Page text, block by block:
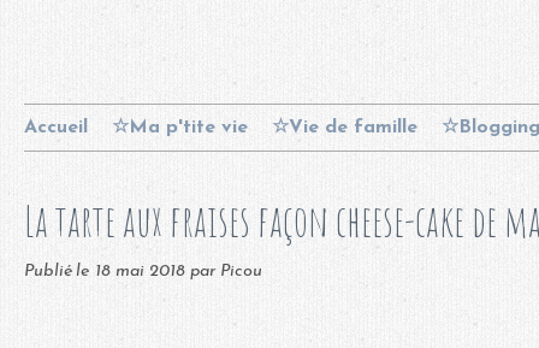
Accueil ☆Ma p'tite vie ☆Vie de famille ☆Blogging
La tarte aux fraises façon cheese-cake de
Publié le 18 mai 2018 par Picou